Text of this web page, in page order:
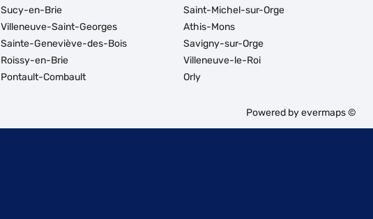
Sucy-en-Brie
Villeneuve-Saint-Georges
Sainte-Geneviève-des-Bois
Roissy-en-Brie
Pontault-Combault
Saint-Michel-sur-Orge
Athis-Mons
Savigny-sur-Orge
Villeneuve-le-Roi
Orly
Powered byevermaps ©